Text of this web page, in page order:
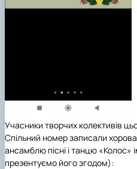
Учасники творчих колективів
Спільний номер записали
ансамблю пісні і танцю «Колос»
презентуємо його згодом):